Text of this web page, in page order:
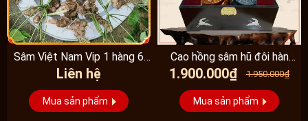
Sâm Việt Nam Vip 1 hàng 6
đến 8 năm...
Liên hệ
Mua sản phẩm
Cao hồng sâm hũ đôi hàn
quốc pocheon - NS885
1.900.000₫ 1.950.000₫
Mua sản phẩm